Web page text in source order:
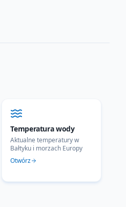
Temperatura wody
Aktualne temperatury w
Bałtyku i morzach Europy
Otwórz